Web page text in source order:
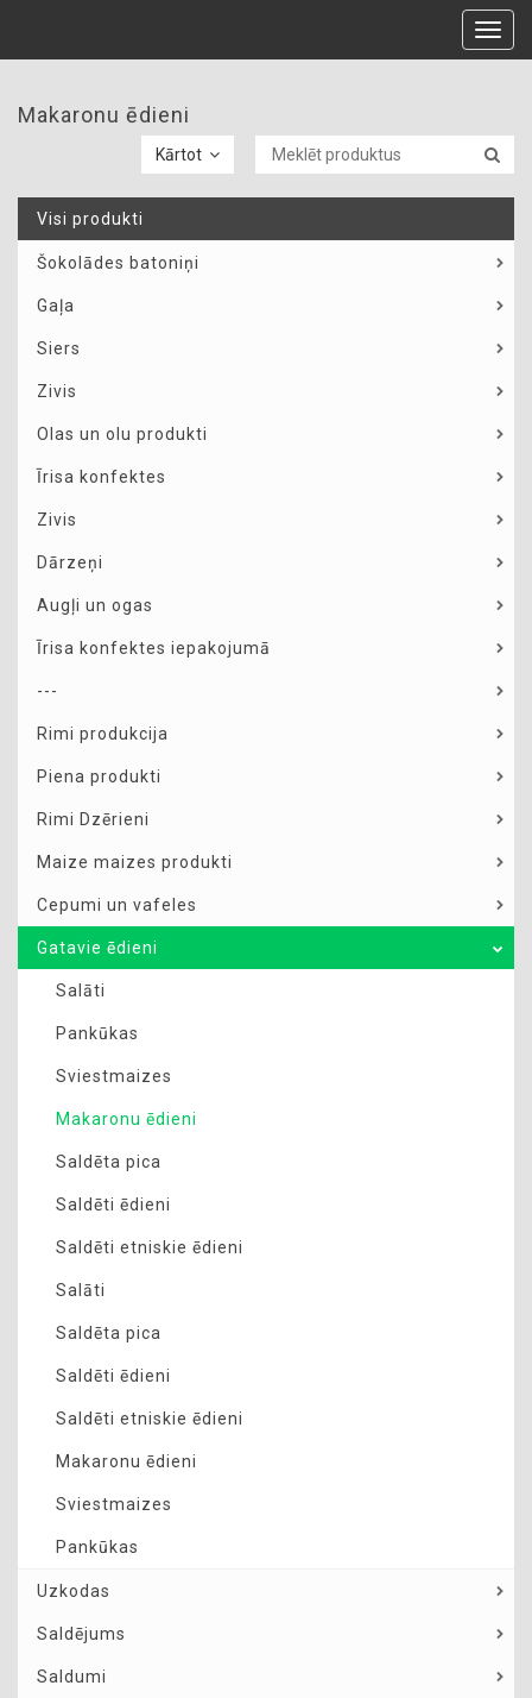
Makaronu ēdieni
Kārtot
Visi produkti
Šokolādes batoniņi
Gaļa
Siers
Zivis
Olas un olu produkti
Īrisa konfektes
Zivis
Dārzeņi
Augļi un ogas
Īrisa konfektes iepakojumā
---
Rimi produkcija
Piena produkti
Rimi Dzērieni
Maize maizes produkti
Cepumi un vafeles
Gatavie ēdieni
Salāti
Pankūkas
Sviestmaizes
Makaronu ēdieni
Saldēta pica
Saldēti ēdieni
Saldēti etniskie ēdieni
Salāti
Saldēta pica
Saldēti ēdieni
Saldēti etniskie ēdieni
Makaronu ēdieni
Sviestmaizes
Pankūkas
Uzkodas
Saldējums
Saldumi